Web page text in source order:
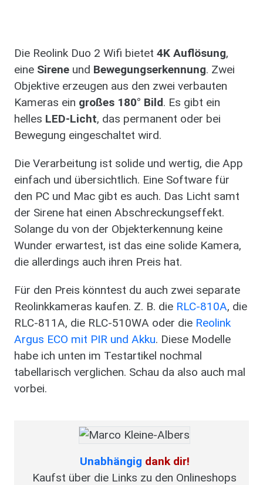
Die Reolink Duo 2 Wifi bietet 4K Auflösung,
eine Sirene und Bewegungserkennung. Zwei
Objektive erzeugen aus den zwei verbauten
Kameras ein großes 180° Bild. Es gibt ein
helles LED-Licht, das permanent oder bei
Bewegung eingeschaltet wird.
Die Verarbeitung ist solide und wertig, die App
einfach und übersichtlich. Eine Software für
den PC und Mac gibt es auch. Das Licht samt
der Sirene hat einen Abschreckungseffekt.
Solange du von der Objekterkennung keine
Wunder erwartest, ist das eine solide Kamera,
die allerdings auch ihren Preis hat.
Für den Preis könntest du auch zwei separate
Reolinkkameras kaufen. Z. B. die RLC-810A, die
RLC-811A, die RLC-510WA oder die Reolink
Argus ECO mit PIR und Akku. Diese Modelle
habe ich unten im Testartikel nochmal
tabellarisch verglichen. Schau da also auch mal
vorbei.
Unabhängig dank dir!
Kaufst über die Links zu den Onlineshops